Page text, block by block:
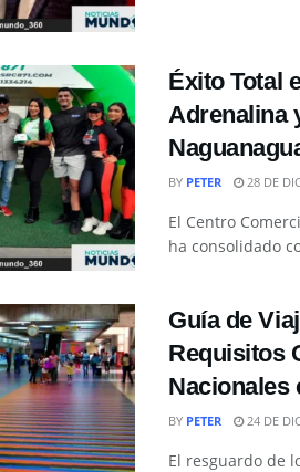
Éxito Total
Adrenalina
BY PETER 28 DE
El Centro
ha consolidado
Guía de
Requisitos
Nacionales
BY PETER 24 DE
El resguardo de